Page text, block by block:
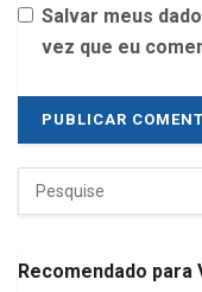
Salvar meus
vez que eu
Recomendado para